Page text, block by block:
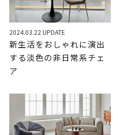
2024.03.22 UPDATE
新生活をおしゃれに演出
する淡色の非日常系チェ
ア